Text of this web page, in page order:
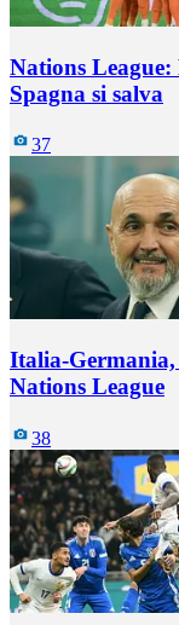
Nations
Spagna si salva
37
Italia-
Nations League
38